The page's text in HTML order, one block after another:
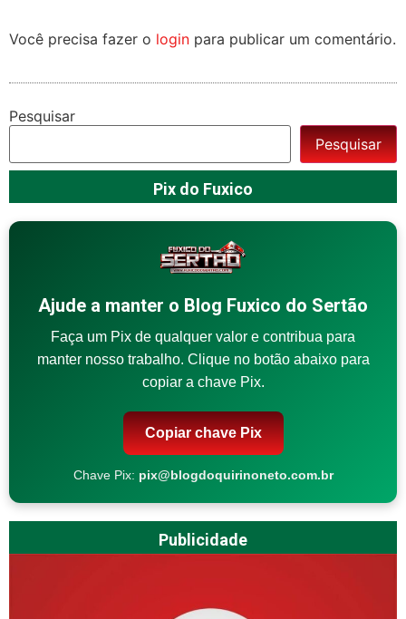
Você precisa fazer o login para publicar um comentário.
Pesquisar
Pesquisar
Pix do Fuxico
Ajude a manter o Blog Fuxico do Sertão
Faça um Pix de qualquer valor e contribua para
manter nosso trabalho. Clique no botão abaixo para
copiar a chave Pix.
Copiar chave Pix
Chave Pix: pix@blogdoquirinoneto.com.br
Publicidade